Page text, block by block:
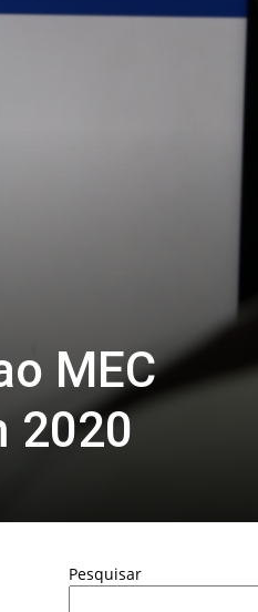
MEC
2020
Pesquisar